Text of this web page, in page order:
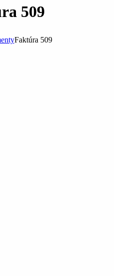
509
Faktúra 509